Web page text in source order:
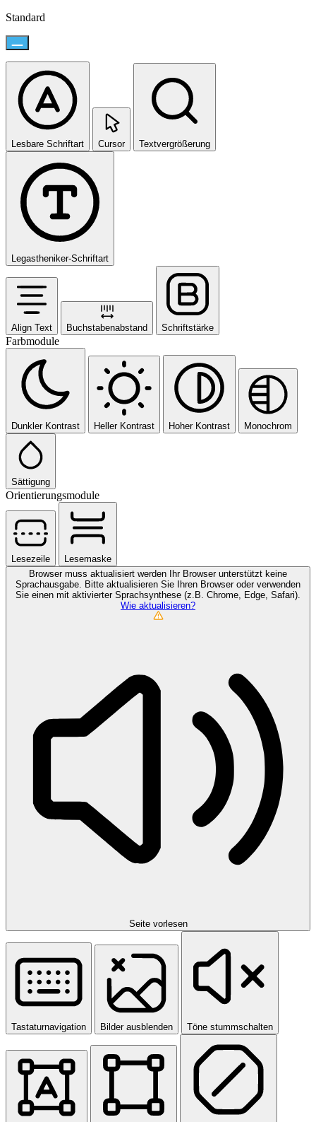
Standard
Lesbare Schriftart Cursor Textvergrößerung
Legastheniker-Schriftart
Align Text Buchstabenabstand Schriftstärke
Farbmodule
Dunkler Kontrast Heller Kontrast Hoher Kontrast Monochrom
Sättigung
Orientierungsmodule
Lesezeile
Lesemaske
Browser muss aktualisiert werden Ihr Browser unterstützt keine
Sprachausgabe. Bitte aktualisieren Sie Ihren Browser oder verwenden
Sie einen mit aktivierter Sprachsynthese (z.B. Chrome, Edge, Safari).
Wie aktualisieren?
Seite vorlesen
Tastaturnavigation Bilder ausblenden Töne stummschalten